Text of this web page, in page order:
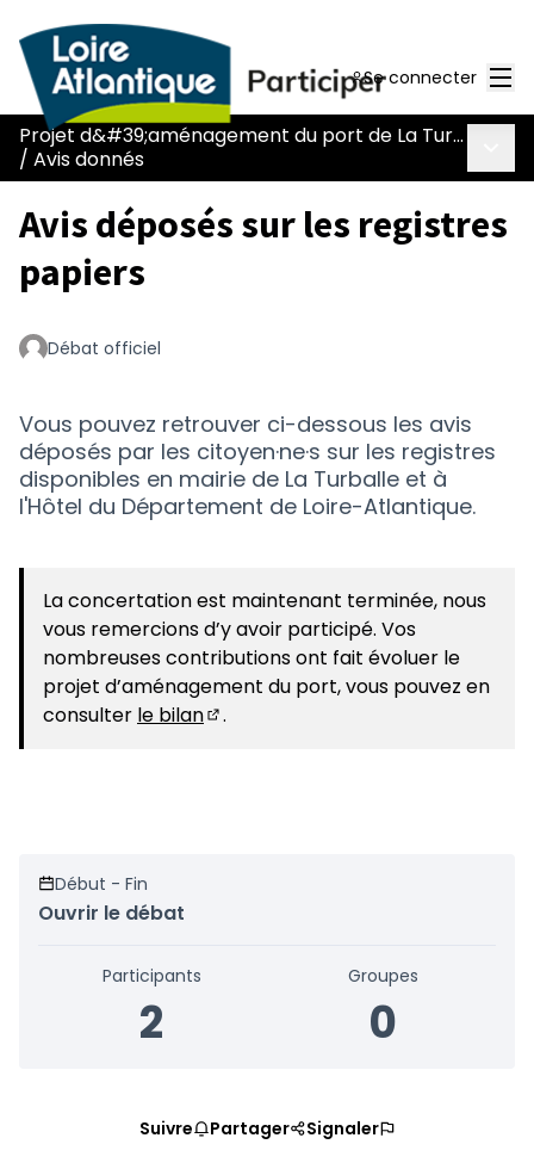
Se connecter
Projet d&#39;aménagement du port de La Turballe
/ Avis donnés
Avis déposés sur les registres
papiers
Débat officiel
Vous pouvez retrouver ci-dessous les avis
déposés par les citoyen·ne·s sur les registres
disponibles en mairie de La Turballe et à
l'Hôtel du Département de Loire-Atlantique.
La concertation est maintenant terminée, nous
vous remercions d’y avoir participé. Vos
nombreuses contributions ont fait évoluer le
projet d’aménagement du port, vous pouvez en
consulter le bilan .
Début - Fin
Ouvrir le débat
Participants
2
Groupes
0
Suivre Partager Signaler